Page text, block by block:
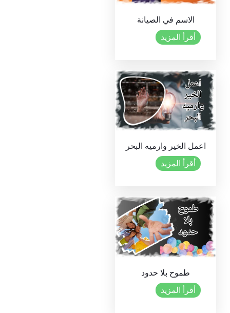
الاسم في الصيانة
أقرأ المزيد
اعمل الخير وارميه البحر
أقرأ المزيد
طموح بلا حدود
أقرأ المزيد